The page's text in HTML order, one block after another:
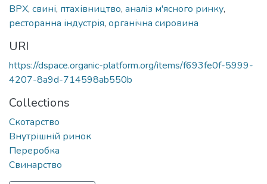
ВРХ, свині, птахівництво, аналіз м'ясного ринку,
ресторанна індустрія, органічна сировина
URI
https://dspace.organic-platform.org/items/f693fe0f-5999-
4207-8a9d-714598ab550b
Collections
Скотарство
Внутрішній ринок
Переробка
Свинарство